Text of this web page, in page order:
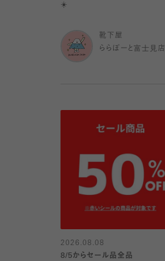
☀️
靴下屋
ららぽーと富士見店
2026.08.08
8/5からセール品全品